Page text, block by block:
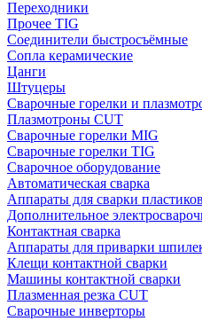
Переходники
Прочее TIG
Соединители быстросъёмные
Сопла керамические
Цанги
Штуцеры
Сварочные горелки и
Плазмотроны CUT
Сварочные горелки MIG
Сварочные горелки TIG
Сварочное оборудование
Автоматическая сварка
Аппараты для сварки
Дополнительное
Контактная сварка
Аппараты для приварки
Клещи контактной сварки
Машины контактной сварки
Плазменная резка CUT
Сварочные инверторы